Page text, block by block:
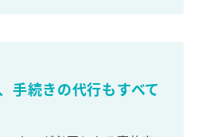
手続きの代行もすべて